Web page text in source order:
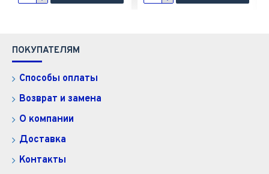
ПОКУПАТЕЛЯМ
Способы оплаты
Возврат и замена
О компании
Доставка
Контакты